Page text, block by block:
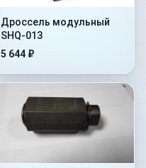
Дроссель модульный
SHQ-013
5 644 ₽